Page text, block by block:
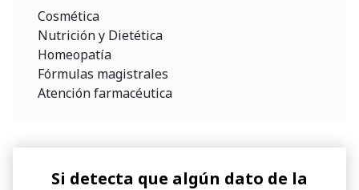
Cosmética
Nutrición y Dietética
Homeopatía
Fórmulas magistrales
Atención farmacéutica
Si detecta que algún dato de la